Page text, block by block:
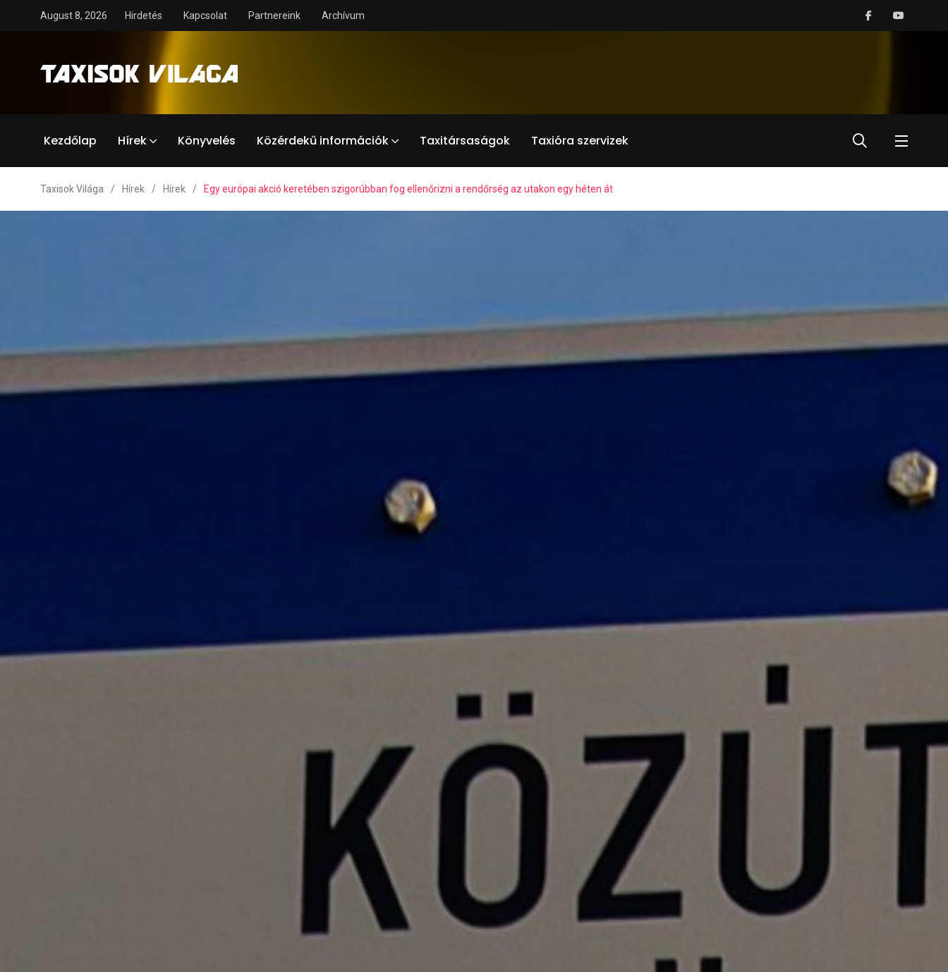
August 8, 2026 Hirdetés Kapcsolat Partnereink Archívum
Kezdőlap Hírek Könyvelés Közérdekű információk Taxitársaságok Taxióra szervizek
Taxisok Világa / Hírek / Hírek / Egy európai akció keretében szigorúbban fog ellenőrizni a rendőrség az utakon egy héten át